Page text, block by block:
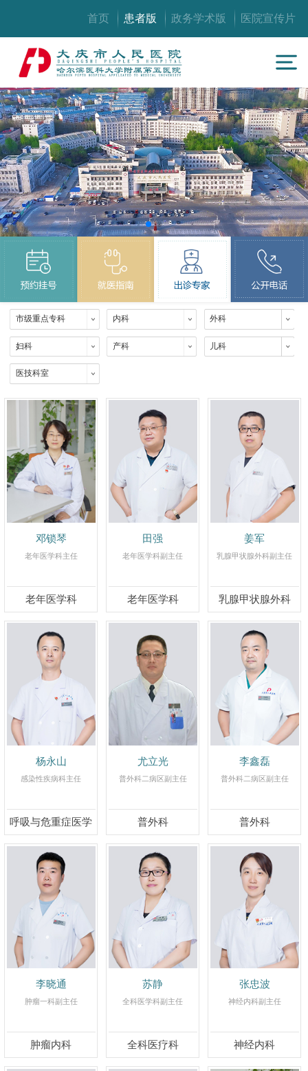
首页 患者版 政务学术版 医院宣传片
市级重点专科 内科 外科
妇科 产科 儿科
医技科室
邓锁琴
老年医学科主任
老年医学科
田强
老年医学科副主任
老年医学科
姜军
乳腺甲状腺外科副主任
乳腺甲状腺外科
杨永山
感染性疾病科主任
呼吸与危重症医学
科
尤立光
普外科二病区副主任
普外科
李鑫磊
普外科二病区副主任
普外科
李晓通
肿瘤一科副主任
肿瘤内科
苏静
全科医学科副主任
全科医疗科
张忠波
神经内科副主任
神经内科